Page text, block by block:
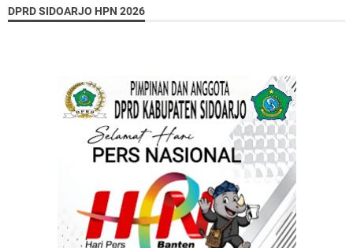
DPRD SIDOARJO HPN 2026